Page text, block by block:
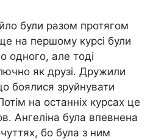
були разом протягом
на першому курсі були
одного, але тоді
як друзі. Дружили
боялися зруйнувати
на останніх курсах це
Ангеліна була впевнена
бо була з ним